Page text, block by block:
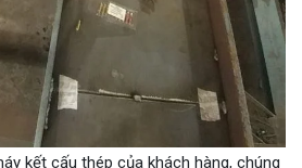
kết cấu thép của khách hàng, chúng